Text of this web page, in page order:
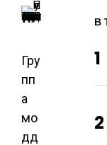
Гру
пп
а
мо
дд
В